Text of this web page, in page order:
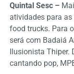
Quintal Sesc –
atividades para
food trucks. Para
será com Badaiá
Ilusionista Thiper.
cantando pop,